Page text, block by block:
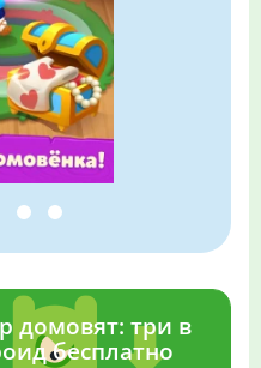
домовят: три в
бесплатно